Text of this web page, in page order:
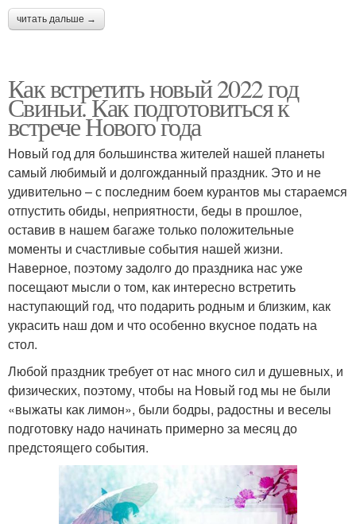
читать дальше →
Как встретить новый 2022 год
Свиньи. Как подготовиться к
встрече Нового года
Новый год для большинства жителей нашей планеты
самый любимый и долгожданный праздник. Это и не
удивительно – с последним боем курантов мы стараемся
отпустить обиды, неприятности, беды в прошлое,
оставив в нашем багаже только положительные
моменты и счастливые события нашей жизни.
Наверное, поэтому задолго до праздника нас уже
посещают мысли о том, как интересно встретить
наступающий год, что подарить родным и близким, как
украсить наш дом и что особенно вкусное подать на
стол.
Любой праздник требует от нас много сил и душевных, и
физических, поэтому, чтобы на Новый год мы не были
«выжаты как лимон», были бодры, радостны и веселы
подготовку надо начинать примерно за месяц до
предстоящего события.